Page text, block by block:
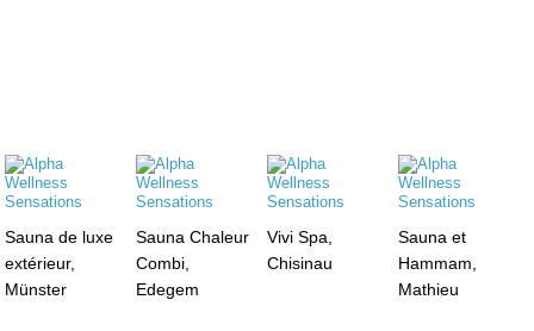
Sauna de luxe
extérieur,
Münster
Sauna Chaleur
Combi,
Edegem
Vivi Spa,
Chisinau
Sauna et
Hammam,
Mathieu